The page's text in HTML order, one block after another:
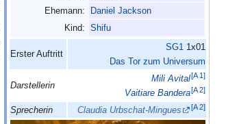
Ehemann:
Daniel Jackson
Kind: Shifu
Erster Auftritt
SG1 1x01
Das Tor zum Universum
Darstellerin
Mili Avital[A 1]
Vaitiare Bandera[A 2]
Sprecherin Claudia Urbschat-Mingues [A 2]